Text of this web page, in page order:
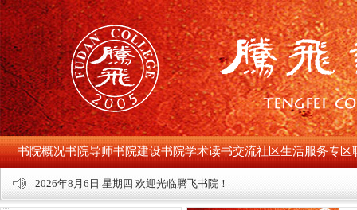
书院概况书院导师书院建设书院学术读书交流社区生活服务专区
2026年8月6日 星期四 欢迎光临腾飞书院！